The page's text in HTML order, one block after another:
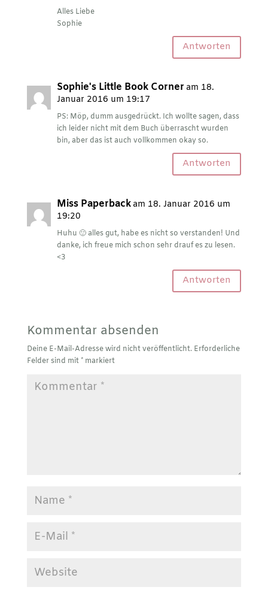
Alles Liebe
Sophie
Antworten
Sophie's Little Book Corner am 18.
Januar 2016 um 19:17
PS: Möp, dumm ausgedrückt. Ich wollte sagen, dass
ich leider nicht mit dem Buch überrascht wurden
bin, aber das ist auch vollkommen okay so.
Antworten
Miss Paperback am 18. Januar 2016 um
19:20
Huhu 🙂 alles gut, habe es nicht so verstanden! Und
danke, ich freue mich schon sehr drauf es zu lesen.
<3
Antworten
Kommentar absenden
Deine E-Mail-Adresse wird nicht veröffentlicht. Erforderliche
Felder sind mit*markiert